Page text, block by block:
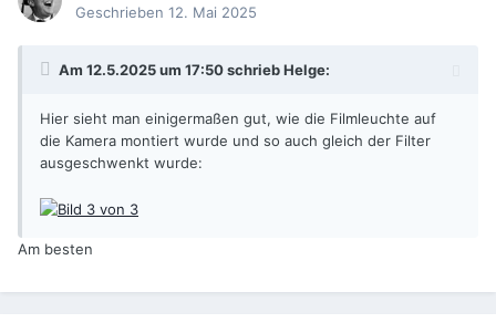
Geschrieben 12. Mai 2025
Am 12.5.2025 um 17:50 schriebHelge:
Hier sieht man einigermaßen gut, wie die Filmleuchte auf
die Kamera montiert wurde und so auch gleich der Filter
ausgeschwenkt wurde:
Am besten